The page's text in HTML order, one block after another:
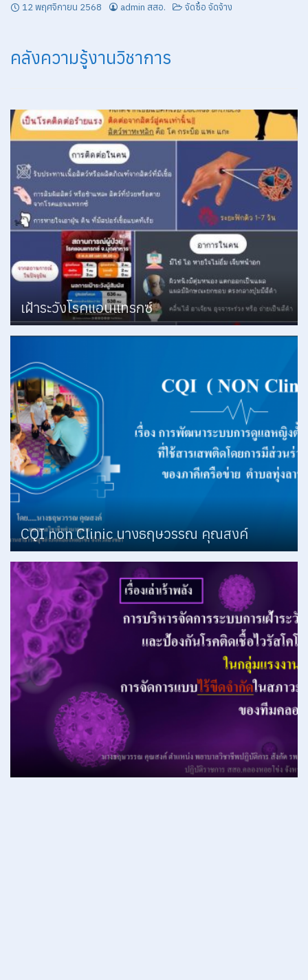
12 พฤศจิกายน 2568 admin สสอ. จัดซื้อ จัดจ้าง
คลังความรู้งานวิชาการ
เฝ้าระวังโรคแอนแทรกซ์
CQI non Clinic นางธฤษวรรณ คุณสงค์